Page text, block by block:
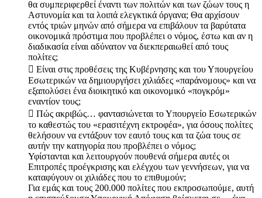
θα συμπεριφερθεί έναντι των πολιτών και των ζώων τους η
Αστυνομία και τα λοιπά ελεγκτικά όργανα; Θα αρχίσουν
εντός τριών μηνών από σήμερα να επιβάλουν τα βαρύτατα
οικονομικά πρόστιμα που προβλέπει ο νόμος, έστω και αν η
διαδικασία είναι αδύνατον να διεκπεραιωθεί από τους
πολίτες;
 Είναι στις προθέσεις της Κυβέρνησης και του Υπουργείου
Εσωτερικών να δημιουργήσει χιλιάδες «παράνομους» και να
εξαπολύσει ένα διοικητικό και οικονομικό «πογκρόμ»
εναντίον τους;
 Πώς ακριβώς… φαντασιώνεται το Υπουργείο Εσωτερικών
το καθεστώς του «ερασιτέχνη εκτροφέα», για όσους πολίτες
θελήσουν να εντάξουν τον εαυτό τους και τα ζώα τους σε
αυτήν την κατηγορία που προβλέπει ο νόμος;
Υφίστανται και λειτουργούν πουθενά σήμερα αυτές οι
Επιτροπές προέγκρισης και ελέγχου των γεννήσεων, για να
καταφύγουν οι χιλιάδες που το επιθυμούν;
Για εμάς και τους 200.000 πολίτες που εκπροσωπούμε, αυτή